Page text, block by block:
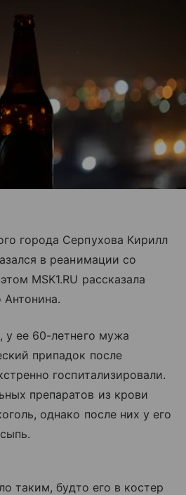
города Серпухова Кирилл
в реанимации со
MSK1.RU рассказала
ее 60-летнего мужа
припадок после
госпитализировали.
препаратов из крови
однако после них у его
таким, будто его в костер